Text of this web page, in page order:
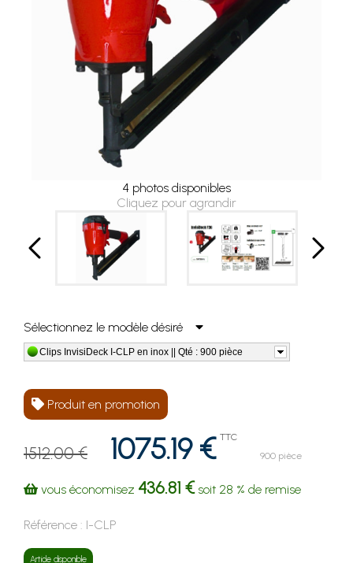
4 photos disponibles
Cliquez pour agrandir
Sélectionnez le modèle désiré
Clips InvisiDeck I-CLP en inox || Qté : 900 pièce
Produit en promotion
1512.00 € 1075.19 € TTC
900 pièce
vous économisez 436.81 €soit 28 % de remise
Référence : I-CLP
Article disponible